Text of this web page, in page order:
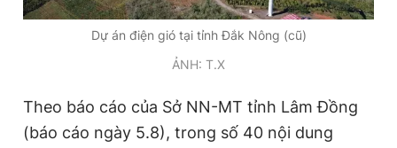
Dự án điện gió tại tỉnh Đắk Nông (cũ)
ẢNH: T.X
Theo báo cáo của Sở NN-MT tỉnh Lâm Đồng
(báo cáo ngày 5.8), trong số 40 nội dung